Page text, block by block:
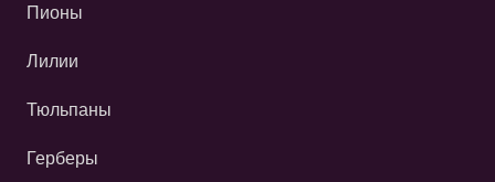
Пионы
Лилии
Тюльпаны
Герберы